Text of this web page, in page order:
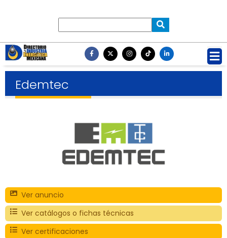
Edemtec
Ver anuncio
Ver catálogos o fichas técnicas
Ver certificaciones